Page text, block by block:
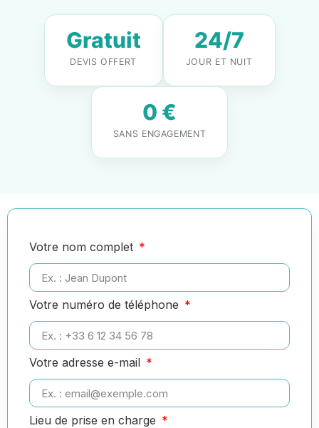
Gratuit
DEVIS OFFERT
24/7
JOUR ET NUIT
0 €
SANS ENGAGEMENT
Votre nom complet
Votre numéro de téléphone
Votre adresse e-mail
Lieu de prise en charge